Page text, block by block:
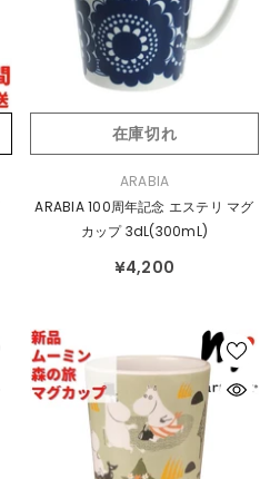
在庫切れ
売
ARABIA
ARABIA 100周年記念 エステリ マグ
カップ 3dL(300mL)
¥4,200